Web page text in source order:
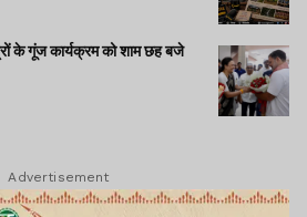
के गूंज कार्यक्रम को शाम छह बजे
Advertisement